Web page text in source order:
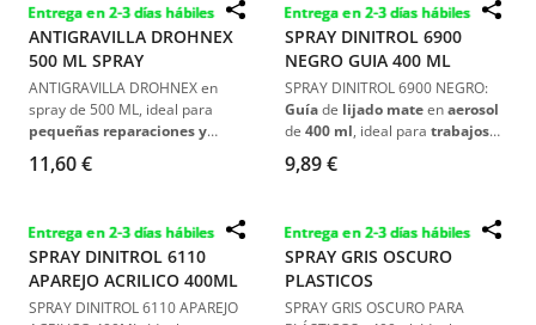
Entrega en 2-3 días hábiles
ANTIGRAVILLA DROHNEX
500 ML SPRAY
ANTIGRAVILLA DROHNEX en
spray de 500 ML, ideal para
pequeñas reparaciones y
proyectos DIY
proporciona una
gravilla. Adecuado para
superficies secas y libres de
polvo, grasa y aceite.
11,60 €
Entrega en 2-3 días hábiles
SPRAY DINITROL 6900
NEGRO GUIA 400 ML
SPRAY DINITROL 6900 NEGRO:
Guíade lijado mateenaerosol
de 400 ml, ideal para trabajos
de pintura
automotriz
9,89 €
Entrega en 2-3 días hábiles
SPRAY DINITROL 6110
APAREJO ACRILICO 400ML
SPRAY DINITROL 6110 APAREJO
Entrega en 2-3 días hábiles
SPRAY GRIS OSCURO
PLASTICOS
SPRAY GRIS OSCURO PARA